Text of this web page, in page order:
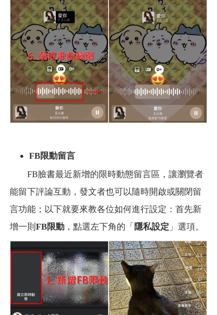
FB限動留言
FB臉書最近新增的限時動態留言區，讓瀏覽者
能留下評論互動，發文者也可以隨時開啟或關閉留
言功能；以下就要來教各位如何進行設定：首先新
增一則 FB限動 ，點選左下角的「 隱私設定 」選項。